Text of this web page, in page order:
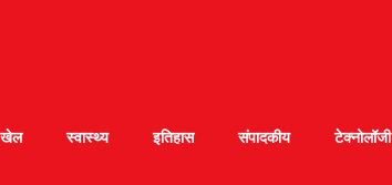
खेल स्वास्थ्य इतिहास संपादकीय टेक्नोलॉजी